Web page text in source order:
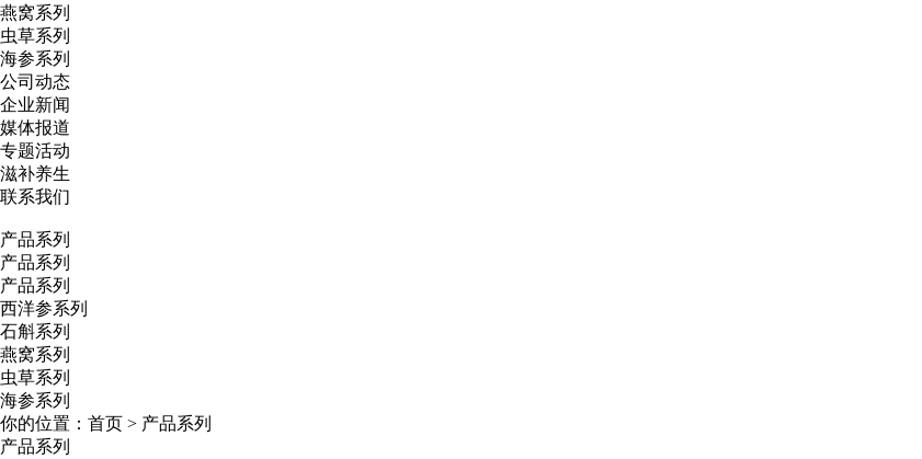
燕窝系列
虫草系列
海参系列
公司动态
企业新闻
媒体报道
专题活动
滋补养生
联系我们
产品系列
产品系列
产品系列
西洋参系列
石斛系列
燕窝系列
虫草系列
海参系列
你的位置： 首页 > 产品系列
产品系列